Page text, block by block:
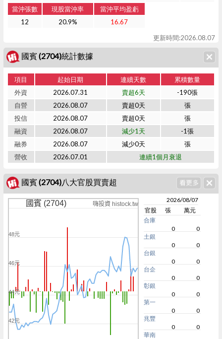
當沖張數 現股當沖率
當沖平均盈虧
12
20.9%
16.67
更新時間:2026.08.07
國賓 (2704)統計數據
項目 起始日期 連續天數
累積數量
外資
2026.07.31 賣超6天
-190張
自營
2026.08.07 賣超0天
張
投信
2026.08.07 賣超0天
張
融資
2026.08.07 減少1天
-1張
融券
2026.08.07 減少0天
張
營收
2026.07.01 連續1個月衰退
國賓 (2704)八大官股買賣超
國賓 (2704) 嗨投資 histock.tw
42元
44元
46元
48元
2026/08/07
官股
張
萬元
合庫
0
0
土銀
0
0
台銀
0
0
台企
0
0
彰銀
0
0
第一
0
0
兆豐
0
0
華南